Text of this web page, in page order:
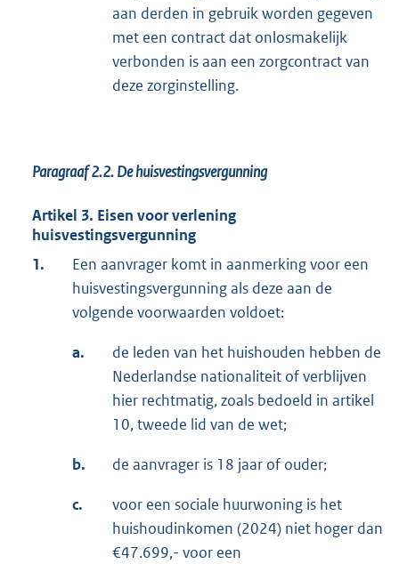
aan derden in gebruik worden gegeven
met een contract dat onlosmakelijk
verbonden is aan een zorgcontract van
deze zorginstelling.
Paragraaf 2.2.De huisvestingsvergunning
Artikel 3. Eisen voor verlening
huisvestingsvergunning
1.
Een aanvrager komt in aanmerking voor een
huisvestingsvergunning als deze aan de
volgende voorwaarden voldoet:
a.
de leden van het huishouden hebben de
Nederlandse nationaliteit of verblijven
hier rechtmatig, zoals bedoeld in artikel
10, tweede lid van de wet;
b. de aanvrager is 18 jaar of ouder;
c.
voor een sociale huurwoning is het
huishoudinkomen (2024) niet hoger dan
€47.699,- voor een